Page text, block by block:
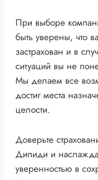
При выборе
быть уверены, что
застрахован и в
ситуаций вы не
Мы делаем все
достиг места
целости.
Доверьте
Дипиди и
уверенностью в